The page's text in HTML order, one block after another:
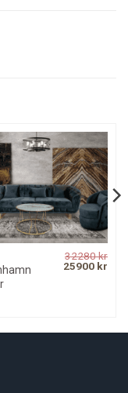
32280kr
Original
25900 kr